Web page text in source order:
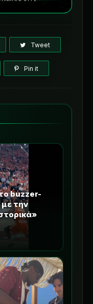
Tweet
Pin it
buzzer-
με την